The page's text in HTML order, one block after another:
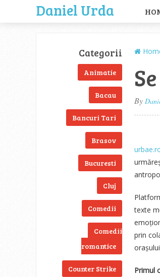
Daniel Urda
Categorii
Animatie
Bacau
Bancuri Tari
Brasov
Bucuresti
Cluj
Comedii
Comedii
romantice
Counter Strike
By
texte
prin
Primul